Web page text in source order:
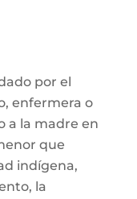
por el
enfermera o
a la madre en
que
indígena,
la